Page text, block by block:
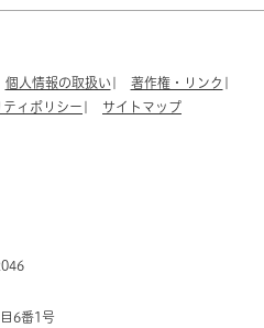
個人情報の取扱い
著作権・リンク
ィポリシー
サイトマップ
6番1号